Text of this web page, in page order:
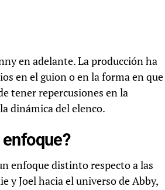
en adelante. La producción ha
en el guion o en la forma en que
tener repercusiones en la
dinámica del elenco.
enfoque distinto respecto a las
y Joel hacia el universo de Abby,